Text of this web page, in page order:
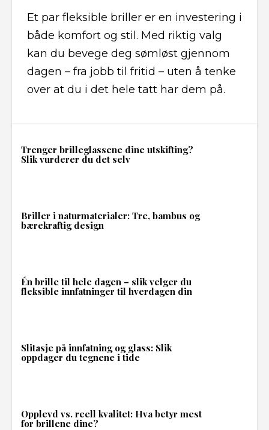
Et par fleksible briller er en investering i
både komfort og stil. Med riktig valg
kan du bevege deg sømløst gjennom
dagen – fra jobb til fritid – uten å tenke
over at du i det hele tatt har dem på.
Trenger brilleglassene dine utskifting?
Slik vurderer du det selv
Briller i naturmaterialer: Tre, bambus og
bærekraftig design
Én brille til hele dagen – slik velger du
fleksible innfatninger til hverdagen din
Slitasje på innfatning og glass: Slik
oppdager du tegnene i tide
Opplevd vs. reell kvalitet: Hva betyr mest
for brillene dine?